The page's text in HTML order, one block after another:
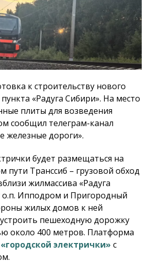
к строительству нового
«Радуга Сибири». На место
плиты для возведения
сообщил телеграм-канал
железные дороги».
будет размещаться на
пути Транссиб – грузовой обход
жилмассива «Радуга
Ипподром и Пригородный
жилых домов к ней
пешеходную дорожку
около 400 метров. Платформа
электрички» с